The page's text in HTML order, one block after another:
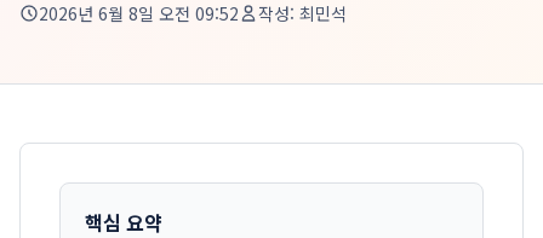
2026년 6월 8일 오전 09:52 작성: 최민석
핵심 요약